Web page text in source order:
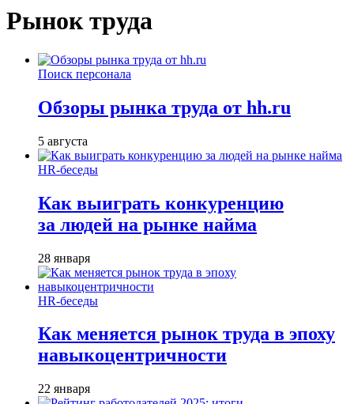
Рынок труда
Поиск персонала
Обзоры рынка труда от hh.ru
5 августа
HR-беседы
Как выиграть конкуренцию
за людей на рынке найма
28 января
HR-беседы
Как меняется рынок труда в эпоху
навыкоцентричности
22 января